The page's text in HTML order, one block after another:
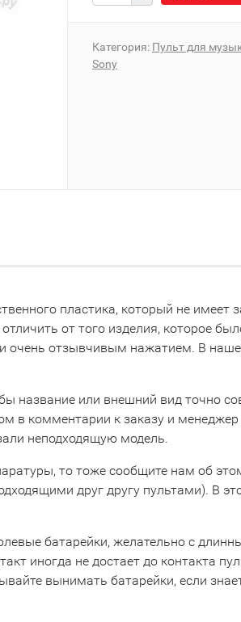
Категория: Пульт для
Sony
пластика, который не имеет
от того изделия, которое
очень отзывчивым нажатием. В
название или внешний вид точно
в комментарии к заказу и
неподходящую модель.
то тоже сообщите нам об
друг другу пультами). В
батарейки, желательно с
иногда не достает до контакта
вынимать батарейки, если